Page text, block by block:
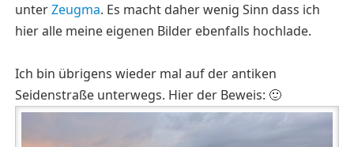
unterZeugma. Es macht daher wenig Sinn dass ich
hier alle meine eigenen Bilder ebenfalls hochlade.
Ich bin übrigens wieder mal auf der antiken
Seidenstraße unterwegs. Hier der Beweis: 🙂